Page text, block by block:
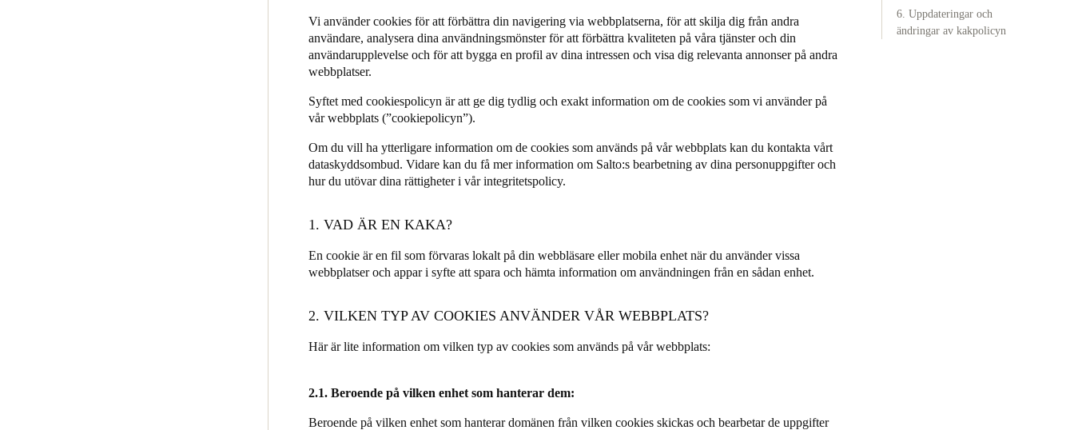
Spain
Español
Portugal
Português
Russian
Denmark
Danskere English
Sweden
Svenska
English
Vi använder cookies för att förbättra din navigering via webbplatserna, för att skilja dig från andra
användare, analysera dina användningsmönster för att förbättra kvaliteten på våra tjänster och din
användarupplevelse och för att bygga en profil av dina intressen och visa dig relevanta annonser på andra
webbplatser.
Syftet med cookiespolicyn är att ge dig tydlig och exakt information om de cookies som vi använder på
vår webbplats (”cookiepolicyn”).
Om du vill ha ytterligare information om de cookies som används på vår webbplats kan du kontakta vårt
dataskyddsombud. Vidare kan du få mer information om Salto:s bearbetning av dina personuppgifter och
hur du utövar dina rättigheter i vårintegritetspolicy.
1. VAD ÄR EN KAKA?
En cookie är en fil som förvaras lokalt på din webbläsare eller mobila enhet när du använder vissa
webbplatser och appar i syfte att spara och hämta information om användningen från en sådan enhet.
2. VILKEN TYP AV COOKIES ANVÄNDER VÅR WEBBPLATS?
Här är lite information om vilken typ av cookies som används på vår webbplats:
2.1. Beroende på vilken enhet som hanterar dem:
Beroende på vilken enhet som hanterar domänen från vilken cookies skickas och bearbetar de uppgifter
6. Uppdateringar och
ändringar av kakpolicyn